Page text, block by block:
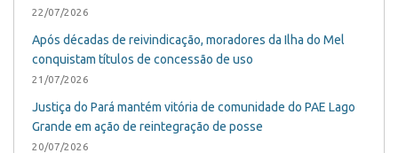
22/07/2026
Após décadas de reivindicação, moradores da Ilha do Mel
conquistam títulos de concessão de uso
21/07/2026
Justiça do Pará mantém vitória de comunidade do PAE Lago
Grande em ação de reintegração de posse
20/07/2026